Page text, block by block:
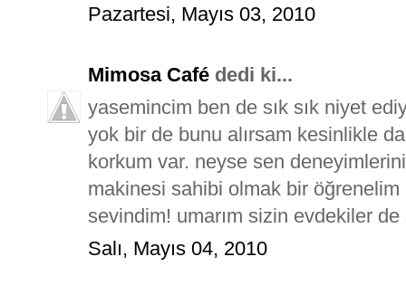
Pazartesi, Mayıs 03, 2010
Mimosa Café dedi ki...
yasemincim ben de sık sık niyet
yok bir de bunu alırsam kesinlikle
korkum var. neyse sen
makinesi sahibi olmak bir
sevindim! umarım sizin evdekiler
Salı, Mayıs 04, 2010